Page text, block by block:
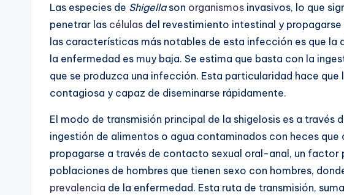
Las especies de Shigellason organismos invasivos, lo que
penetrar las células del revestimiento intestinal y
las características más notables de esta infección es que la
la enfermedad es muy baja. Se estima que basta con la
que se produzca una infección. Esta particularidad hace que
contagiosa y capaz de diseminarse rápidamente.
El modo de transmisión principal de la shigelosis es a
ingestión de alimentos o agua contaminados con heces
propagarse a través de contacto sexual oral-anal, un factor
poblaciones de hombres que tienen sexo con hombres,
prevalencia de la enfermedad. Esta ruta de transmisión,